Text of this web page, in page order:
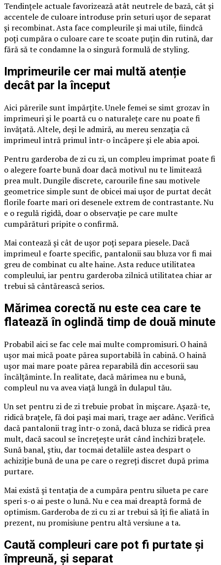
Tendințele actuale favorizează atât neutrele de bază, cât și
accentele de culoare introduse prin seturi ușor de separat
și recombinat. Asta face compleurile și mai utile, fiindcă
poți cumpăra o culoare care te scoate puțin din rutină, dar
fără să te condamne la o singură formulă de styling.
Imprimeurile cer mai multă atenție
decât par la început
Aici părerile sunt împărțite. Unele femei se simt grozav în
imprimeuri și le poartă cu o naturalețe care nu poate fi
învățată. Altele, deși le admiră, au mereu senzația că
imprimeul intră primul într-o încăpere și ele abia apoi.
Pentru garderoba de zi cu zi, un compleu imprimat poate fi
o alegere foarte bună doar dacă motivul nu te limitează
prea mult. Dungile discrete, carourile fine sau motivele
geometrice simple sunt de obicei mai ușor de purtat decât
florile foarte mari ori desenele extrem de contrastante. Nu
e o regulă rigidă, doar o observație pe care multe
cumpărături pripite o confirmă.
Mai contează și cât de ușor poți separa piesele. Dacă
imprimeul e foarte specific, pantalonii sau bluza vor fi mai
greu de combinat cu alte haine. Asta reduce utilitatea
compleului, iar pentru garderoba zilnică utilitatea chiar ar
trebui să cântărească serios.
Mărimea corectă nu este cea care te
flatează în oglindă timp de două minute
Probabil aici se fac cele mai multe compromisuri. O haină
ușor mai mică poate părea suportabilă în cabină. O haină
ușor mai mare poate părea reparabilă din accesorii sau
încălțăminte. În realitate, dacă mărimea nu e bună,
compleul nu va avea viață lungă în dulapul tău.
Un set pentru zi de zi trebuie probat în mișcare. Așază-te,
ridică brațele, fă doi pași mai mari, trage aer adânc. Verifică
dacă pantalonii trag într-o zonă, dacă bluza se ridică prea
mult, dacă sacoul se încrețește urât când închizi brațele.
Sună banal, știu, dar tocmai detaliile astea despart o
achiziție bună de una pe care o regreți discret după prima
purtare.
Mai există și tentația de a cumpăra pentru silueta pe care
speri s-o ai peste o lună. Nu e cea mai dreaptă formă de
optimism. Garderoba de zi cu zi ar trebui să îți fie aliată în
prezent, nu promisiune pentru altă versiune a ta.
Caută compleuri care pot fi purtate și
împreună, și separat